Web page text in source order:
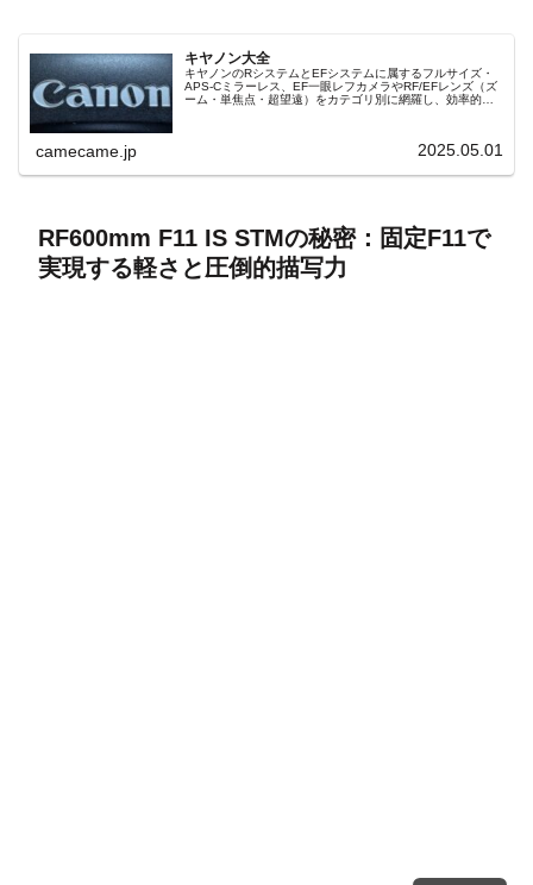
キヤノン大全
キヤノンのRシステムとEFシステムに属するフルサイズ・
APS-Cミラーレス、EF一眼レフカメラやRF/EFレンズ（ズ
ーム・単焦点・超望遠）をカテゴリ別に網羅し、効率的に
camecame.jp 2025.05.01
RF600mm F11 IS STMの秘密：固定F11で
実現する軽さと圧倒的描写力